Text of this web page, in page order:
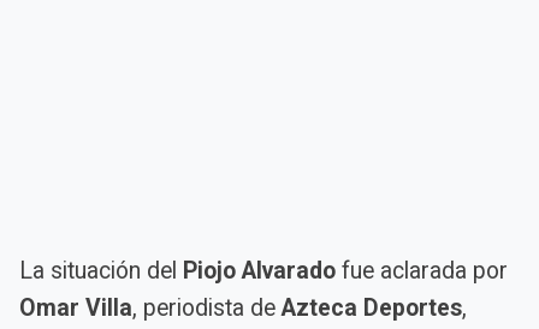
La situación del Piojo Alvarado fue aclarada por
Omar Villa, periodista de Azteca Deportes,